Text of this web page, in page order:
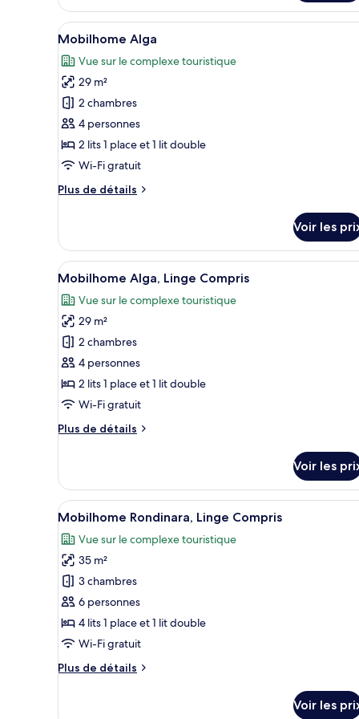
le
type
de
Mobilhome
Saleccia
Afficher
toutes
les
photos
pour
ce
type
de
chambre :
Mobilhome
Une maison mobile dotée
10
Mobilhome Alga
Vue sur le complexe touristique
29 m²
2 chambres
4 personnes
2 lits 1 place et 1 lit double
Wi-Fi gratuit
Plus de détails
Plus
le
type
de
Mobilhome
Alga
Voir les
Afficher
toutes
les
photos
pour
ce
type
de
chambre :
Mobilhome
Compris
Une maison mobile dotée
10
Mobilhome Alga, Linge Compris
Vue sur le complexe touristique
29 m²
2 chambres
4 personnes
2 lits 1 place et 1 lit double
Wi-Fi gratuit
Plus de détails
Plus
le
type
de
Mobilhome
Alga,
Linge
Compris
Voir les
Afficher
toutes
les
photos
pour
ce
type
de
chambre :
Mobilhome
Une maison mobile avec une
9
Mobilhome Rondinara, Linge Compris
Vue sur le complexe touristique
35 m²
3 chambres
6 personnes
4 lits 1 place et 1 lit double
Wi-Fi gratuit
Plus de détails
Plus
Voir les